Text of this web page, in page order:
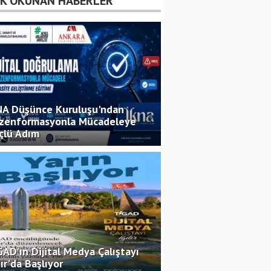
Düşünce Kuruluşu'ndan
Mücadeleye
Adım
Dijital Medya Çalıştayı
Başlıyor
Beslenme
Yeme Bozuklukları
Psikolog Ayşenur Aydın
Dünya Bitlisliler
Günü Kutlu Olsun!
Dr. Erdoğan Özel
Bitlis’te Ekmek